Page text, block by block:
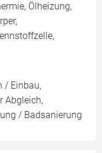
Ölheizung,
/ Einbau,
Abgleich,
/ Badsanierung